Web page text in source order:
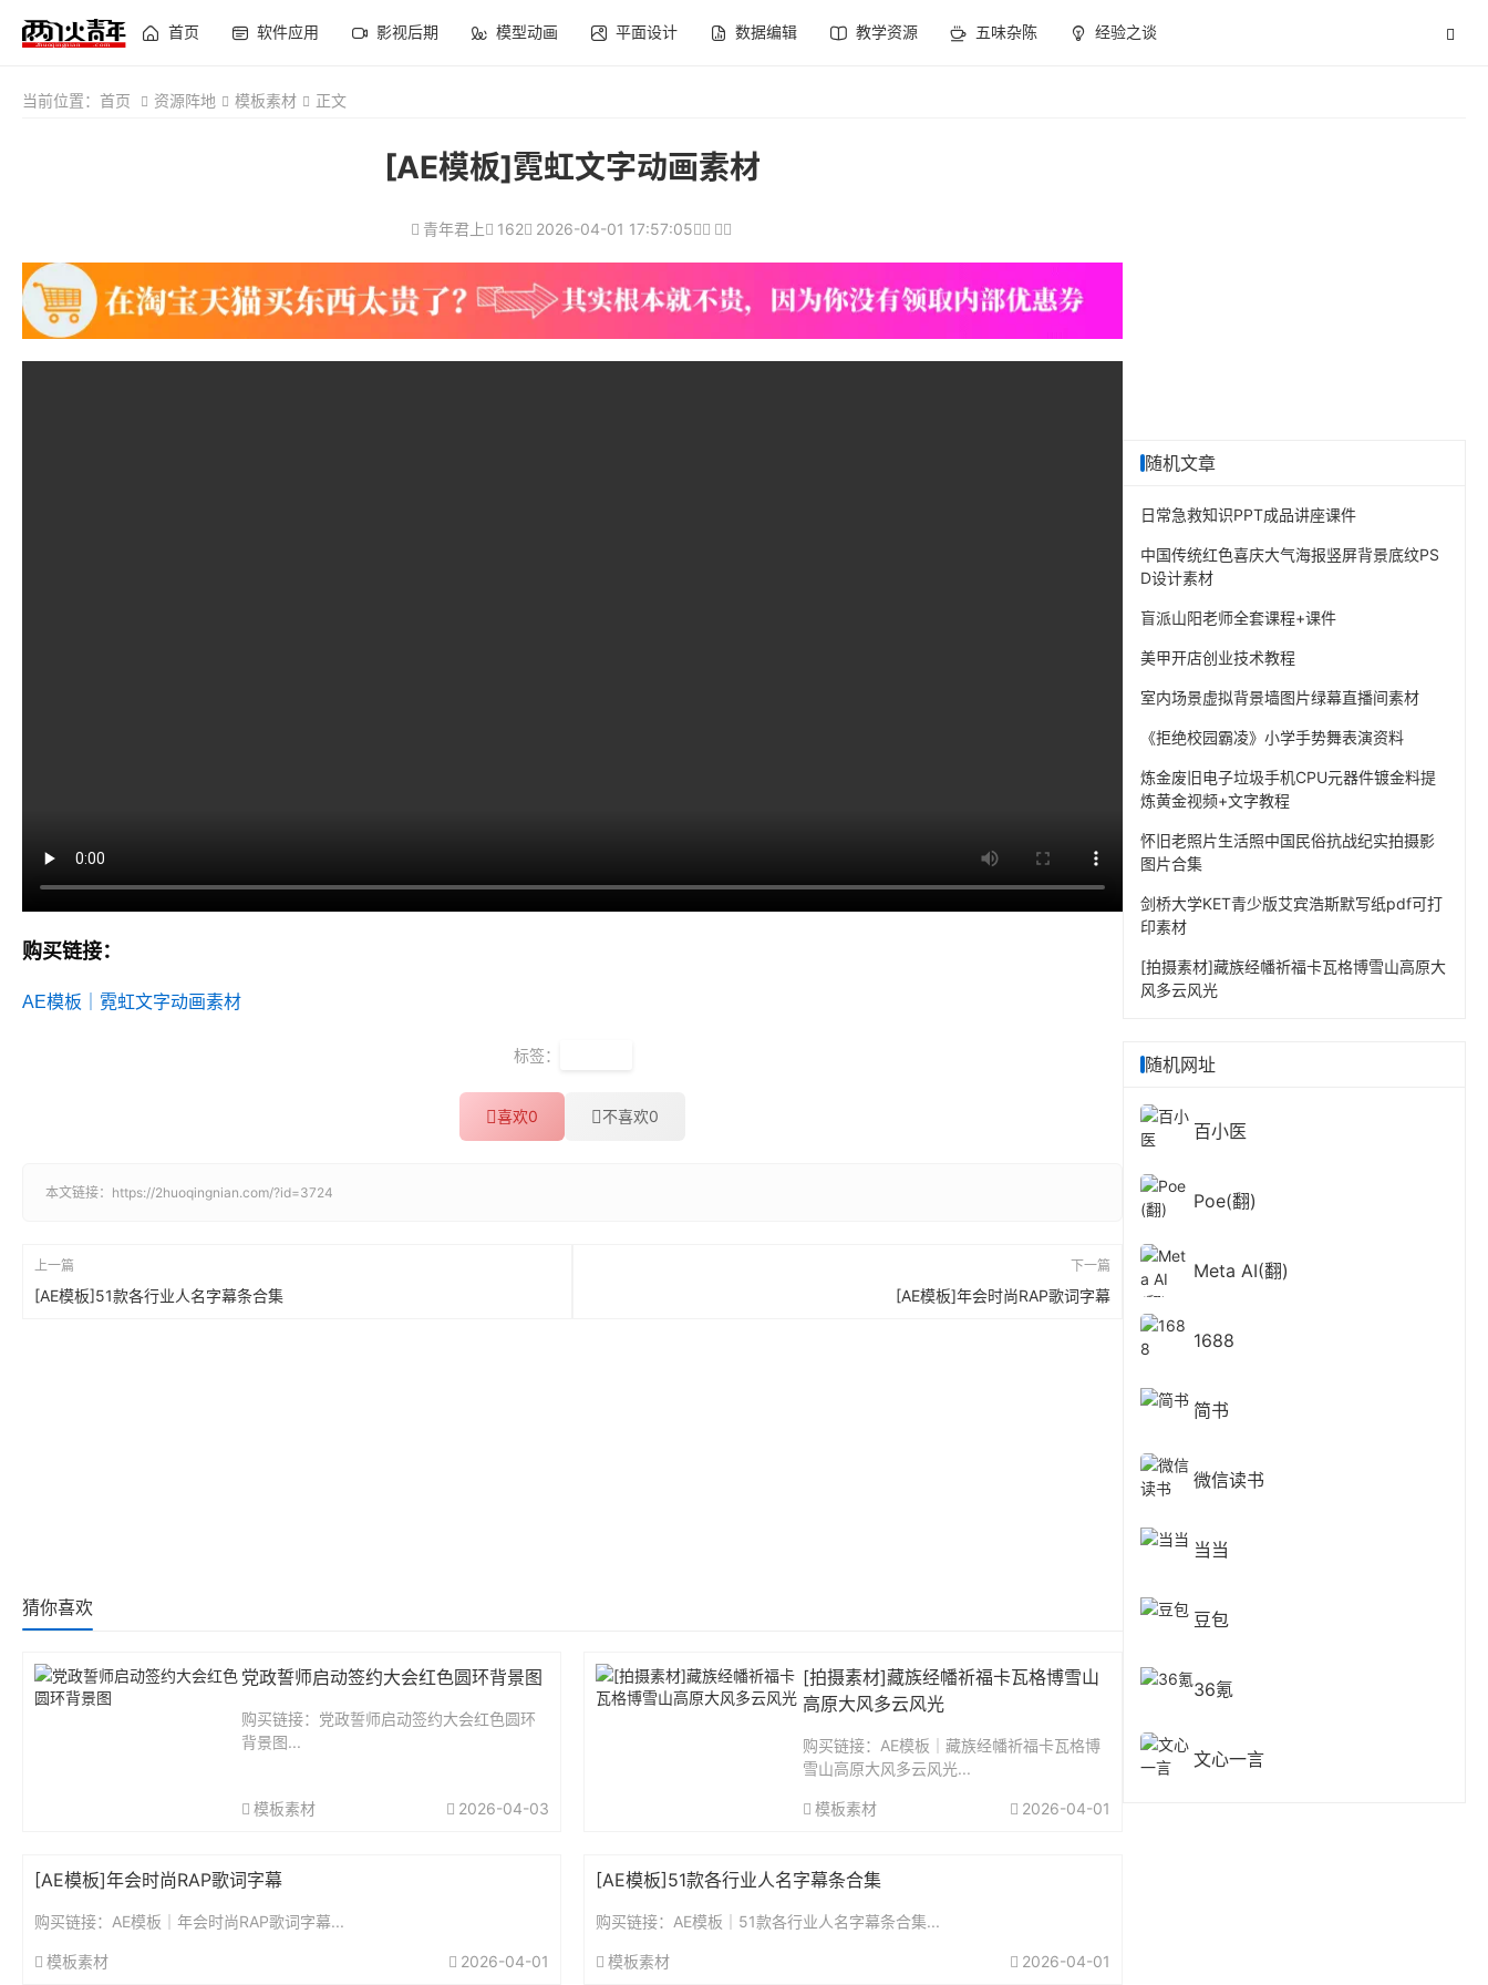
首页 软件应用 影视后期 模型动画 平面设计 数据编辑 教学资源 五味杂陈 经验之谈
当前位置： 首页 资源阵地 模板素材 正文
[AE模板]霓虹文字动画素材
青年君上 162 2026-04-01 17:57:05
购买链接：
AE模板｜霓虹文字动画素材
标签：
喜欢0 不喜欢0
本文链接： https://2huoqingnian.com/?id=3724
上一篇
[AE模板]51款各行业人名字幕条合集
下一篇
[AE模板]年会时尚RAP歌词字幕
猜你喜欢
党政誓师启动签约大会红色圆环背景图
购买链接：党政誓师启动签约大会红色圆环
背景图...
模板素材 2026-04-03
[拍摄素材]藏族经幡祈福卡瓦格博雪山
高原大风多云风光
购买链接：AE模板｜藏族经幡祈福卡瓦格博
雪山高原大风多云风光...
模板素材 2026-04-01
[AE模板]年会时尚RAP歌词字幕
购买链接：AE模板｜年会时尚RAP歌词字幕...
模板素材 2026-04-01
[AE模板]51款各行业人名字幕条合集
购买链接：AE模板｜51款各行业人名字幕条合集...
模板素材 2026-04-01
随机文章
日常急救知识PPT成品讲座课件
中国传统红色喜庆大气海报竖屏背景底纹PS
D设计素材
盲派山阳老师全套课程+课件
美甲开店创业技术教程
室内场景虚拟背景墙图片绿幕直播间素材
《拒绝校园霸凌》小学手势舞表演资料
炼金废旧电子垃圾手机CPU元器件镀金料提
炼黄金视频+文字教程
怀旧老照片生活照中国民俗抗战纪实拍摄影
图片合集
剑桥大学KET青少版艾宾浩斯默写纸pdf可打
印素材
[拍摄素材]藏族经幡祈福卡瓦格博雪山高原大
风多云风光
随机网址
百小医
Poe(翻)
Meta AI(翻)
1688
简书
微信读书
当当
豆包
36氪
文心一言